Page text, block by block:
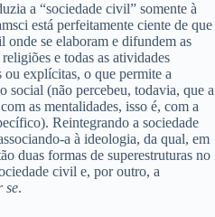
a “sociedade civil” somente à
está perfeitamente ciente de que
onde se elaboram e difundem as
e todas as atividades
explícitas, o que permite a
social (não percebeu, todavia, que a
as mentalidades, isso é, com a
Reintegrando a sociedade
a à ideologia, da qual, em
duas formas de superestruturas no
civil e, por outro, a
se.